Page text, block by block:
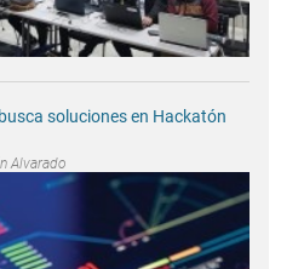
soluciones en Hackatón
Alvarado